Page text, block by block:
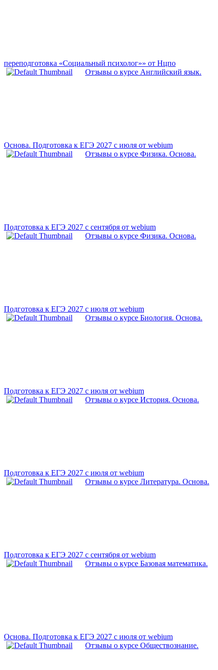
переподготовка «Социальный психолог»» от Нцпо
Отзывы о курсе Английский язык.
Основа. Подготовка к ЕГЭ 2027 с июля от webium
Отзывы о курсе Физика. Основа.
Подготовка к ЕГЭ 2027 с сентября от webium
Отзывы о курсе Физика. Основа.
Подготовка к ЕГЭ 2027 с июля от webium
Отзывы о курсе Биология. Основа.
Подготовка к ЕГЭ 2027 с июля от webium
Отзывы о курсе История. Основа.
Подготовка к ЕГЭ 2027 с июля от webium
Отзывы о курсе Литература. Основа.
Подготовка к ЕГЭ 2027 с сентября от webium
Отзывы о курсе Базовая математика.
Основа. Подготовка к ЕГЭ 2027 с июля от webium
Отзывы о курсе Обществознание.